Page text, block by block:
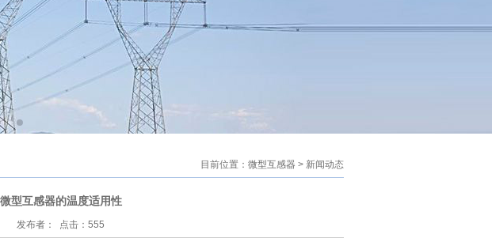
目前位置： 微型互感器 > 新闻动态
微型互感器的温度适用性
发布者： 点击：555